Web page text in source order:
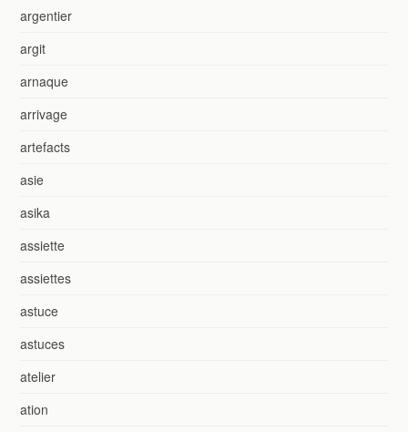
argentier
argit
arnaque
arrivage
artefacts
asie
asika
assiette
assiettes
astuce
astuces
atelier
ation